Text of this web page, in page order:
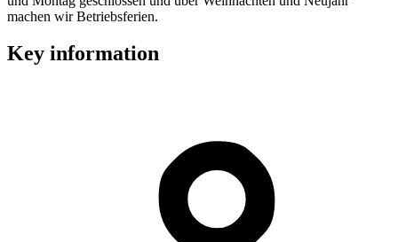
machen wir Betriebsferien.
Key information